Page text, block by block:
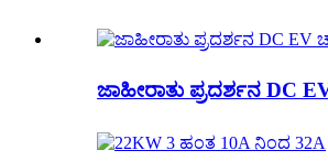
ಜಾಹೀರಾತು ಪ್ರದರ್ಶನ DC